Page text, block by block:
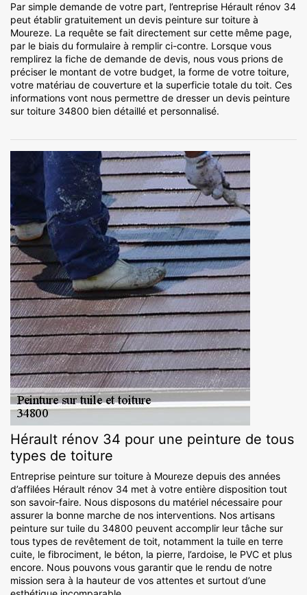
Par simple demande de votre part, l’entreprise Hérault rénov 34
peut établir gratuitement un devis peinture sur toiture à
Moureze. La requête se fait directement sur cette même page,
par le biais du formulaire à remplir ci-contre. Lorsque vous
remplirez la fiche de demande de devis, nous vous prions de
préciser le montant de votre budget, la forme de votre toiture,
votre matériau de couverture et la superficie totale du toit. Ces
informations vont nous permettre de dresser un devis peinture
sur toiture 34800 bien détaillé et personnalisé.
Hérault rénov 34 pour une peinture de tous
types de toiture
Entreprise peinture sur toiture à Moureze depuis des années
d’affilées Hérault rénov 34 met à votre entière disposition tout
son savoir-faire. Nous disposons du matériel nécessaire pour
assurer la bonne marche de nos interventions. Nos artisans
peinture sur tuile du 34800 peuvent accomplir leur tâche sur
tous types de revêtement de toit, notamment la tuile en terre
cuite, le fibrociment, le béton, la pierre, l’ardoise, le PVC et plus
encore. Nous pouvons vous garantir que le rendu de notre
mission sera à la hauteur de vos attentes et surtout d’une